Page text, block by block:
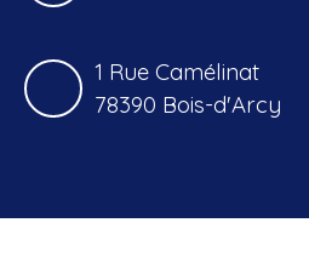
1 Rue Camélinat
78390 Bois-d'Arcy